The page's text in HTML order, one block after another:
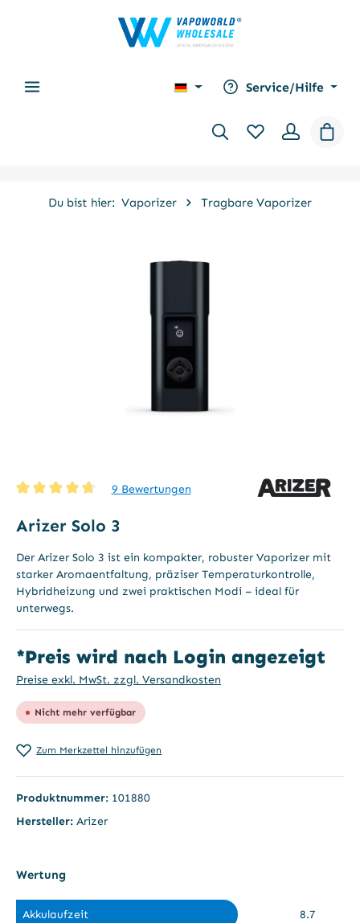
Service/Hilfe
Du bist hier: Vaporizer Tragbare Vaporizer
9 Bewertungen
Arizer Solo 3
Der Arizer Solo 3 ist ein kompakter, robuster Vaporizer mit
starker Aromaentfaltung, präziser Temperaturkontrolle,
Hybridheizung und zwei praktischen Modi – ideal für
unterwegs.
*Preis wird nach Login angezeigt
Preise exkl. MwSt. zzgl. Versandkosten
Nicht mehr verfügbar
Zum Merkzettel hinzufügen
Produktnummer: 101880
Hersteller: Arizer
Wertung
Akkulaufzeit 8.7